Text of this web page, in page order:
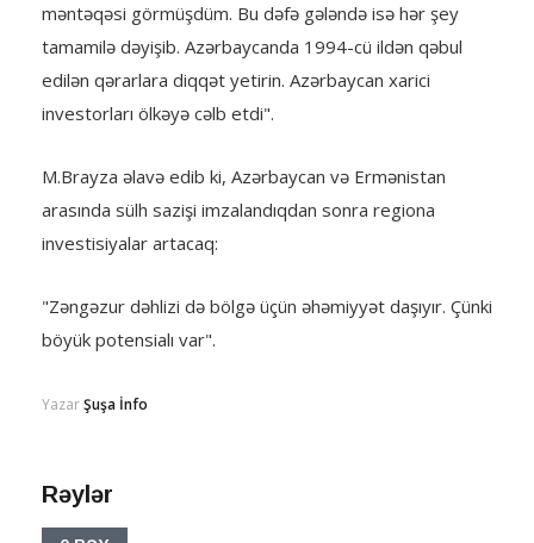
məntəqəsi görmüşdüm. Bu dəfə gələndə isə hər şey
tamamilə dəyişib. Azərbaycanda 1994-cü ildən qəbul
edilən qərarlara diqqət yetirin. Azərbaycan xarici
investorları ölkəyə cəlb etdi".
M.Brayza əlavə edib ki, Azərbaycan və Ermənistan
arasında sülh sazişi imzalandıqdan sonra regiona
investisiyalar artacaq:
"Zəngəzur dəhlizi də bölgə üçün əhəmiyyət daşıyır. Çünki
böyük potensialı var".
YazarŞuşa İnfo
Rəylər